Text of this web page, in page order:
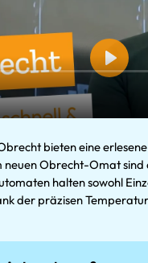
bieten eine
Obrecht-Omat
halten sowohl
der präzisen